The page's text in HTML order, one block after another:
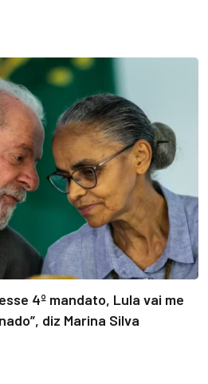
4º mandato, Lula vai me
diz Marina Silva